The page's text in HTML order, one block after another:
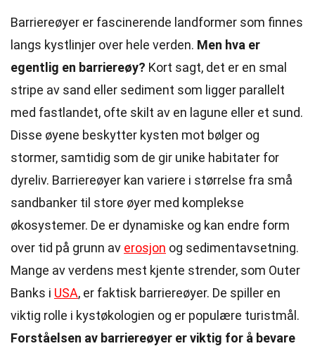
Barriereøyer er fascinerende landformer som finnes
langs kystlinjer over hele verden. Men hva er
egentlig en barriereøy? Kort sagt, det er en smal
stripe av sand eller sediment som ligger parallelt
med fastlandet, ofte skilt av en lagune eller et sund.
Disse øyene beskytter kysten mot bølger og
stormer, samtidig som de gir unike habitater for
dyreliv. Barriereøyer kan variere i størrelse fra små
sandbanker til store øyer med komplekse
økosystemer. De er dynamiske og kan endre form
over tid på grunn av erosjon og sedimentavsetning.
Mange av verdens mest kjente strender, som Outer
Banks i USA, er faktisk barriereøyer. De spiller en
viktig rolle i kystøkologien og er populære turistmål.
Forståelsen av barriereøyer er viktig for å bevare